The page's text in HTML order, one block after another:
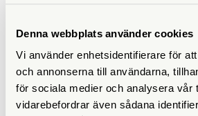
Denna webbplats använder cookies
Vi använder enhetsidentifierare för
och annonserna till användarna,
för sociala medier och analysera vår
vidarebefordrar även sådana
Sigma
Sigma BP-81
Lexar
Lexar